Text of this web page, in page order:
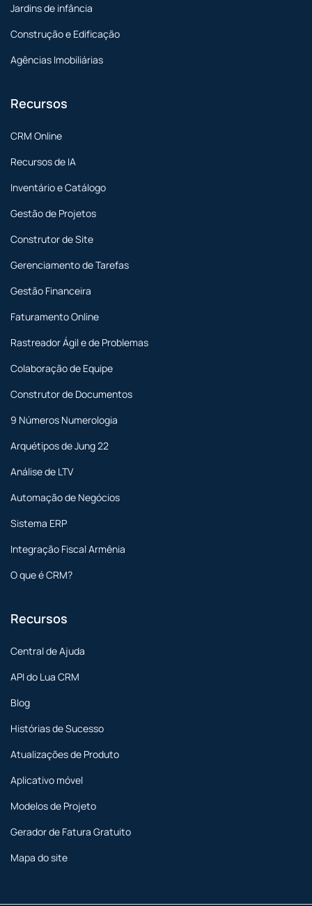
Jardins de infância
Construção e Edificação
Agências Imobiliárias
Recursos
CRM Online
Recursos de IA
Inventário e Catálogo
Gestão de Projetos
Construtor de Site
Gerenciamento de Tarefas
Gestão Financeira
Faturamento Online
Rastreador Ágil e de Problemas
Colaboração de Equipe
Construtor de Documentos
9 Números Numerologia
Arquétipos de Jung 22
Análise de LTV
Automação de Negócios
Sistema ERP
Integração Fiscal Armênia
O que é CRM?
Recursos
Central de Ajuda
API do Lua CRM
Blog
Histórias de Sucesso
Atualizações de Produto
Aplicativo móvel
Modelos de Projeto
Gerador de Fatura Gratuito
Mapa do site